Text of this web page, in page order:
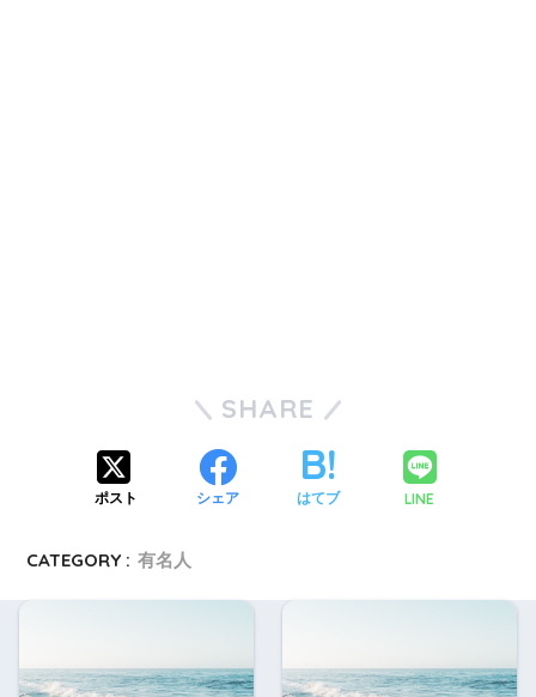
SHARE
ポスト シェア はてブ LINE
CATEGORY : 有名人